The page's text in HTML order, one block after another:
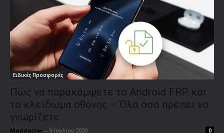
Ειδικές Προσφορές
Πώς να παρακάμψετε το Android FRP και
το κλείδωμα οθόνης – Όλα όσα πρέπει να
γνωρίζετε
Maddoctor - 9 Ιουλίου 2020 0